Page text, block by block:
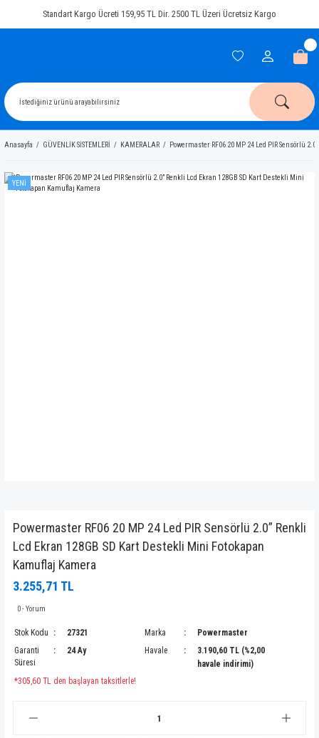
Standart Kargo Ücreti 159,95 TL Dir. 2500 TL Üzeri Ücretsiz Kargo
Anasayfa GÜVENLİK SİSTEMLERİ KAMERALAR Powermaster RF06 20 MP 24 Led PIR Sensörlü
YENİ
Powermaster RF06 20 MP 24 Led PIR Sensörlü 2.0” Renkli
Lcd Ekran 128GB SD Kart Destekli Mini Fotokapan
Kamuflaj Kamera
3.255,71 TL
0 - Yorum
Stok Kodu 27321 Marka
Powermaster
Garanti
Süresi
24 Ay Havale
3.190,60 TL (%2,00
havale indirimi)
*305,60 TL den başlayan taksitlerle!